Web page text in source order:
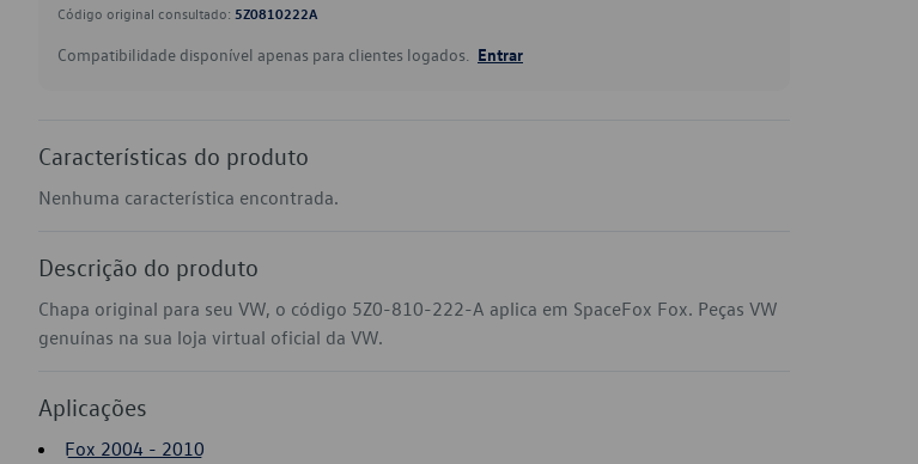
Código original consultado: 5Z0810222A
Compatibilidade disponível apenas para clientes logados. Entrar
Características do produto
Nenhuma característica encontrada.
Descrição do produto
Chapa original para seu VW, o código 5Z0-810-222-A aplica em SpaceFox Fox. Peças VW
genuínas na sua loja virtual oficial da VW.
Aplicações
Fox 2004 - 2010